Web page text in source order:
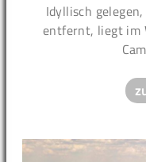
Idyllisch
entfernt, liegt im